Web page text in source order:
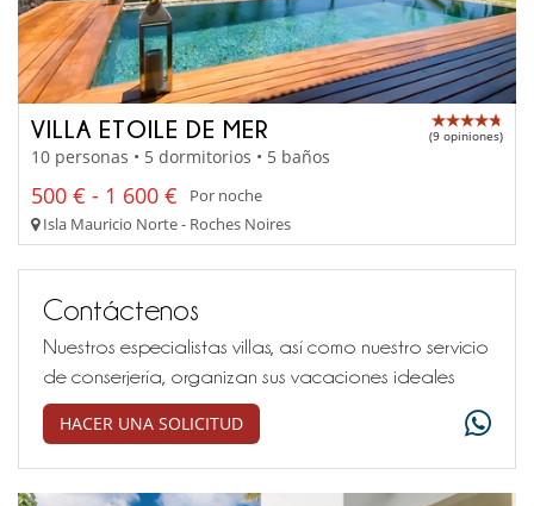
VILLA ETOILE DE MER (9 opiniones)
10 personas • 5 dormitorios • 5 baños
500 € - 1 600 €
Por noche
Isla Mauricio Norte - Roches Noires
Contáctenos
Nuestros especialistas villas, así como nuestro servicio
de conserjería, organizan sus vacaciones ideales
HACER UNA SOLICITUD